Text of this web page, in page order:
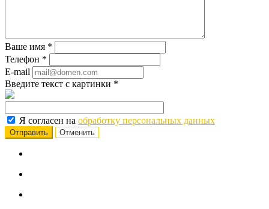
Ваше имя *
Телефон *
E-mail
Введите текст с картинки *
Я согласен на обработку персональных данных
Отменить